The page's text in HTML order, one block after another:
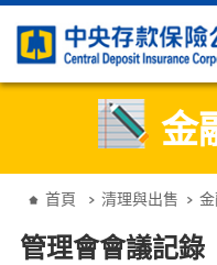
金
首頁 清理與出售
管理會會議記錄